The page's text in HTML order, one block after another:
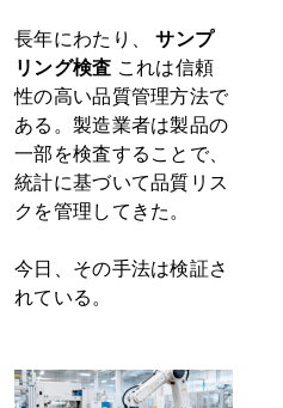
長年にわたり、サンプ
リング検査 これは信頼
性の高い品質管理方法で
ある。製造業者は製品の
一部を検査することで、
統計に基づいて品質リス
クを管理してきた。
今日、その手法は検証さ
れている。